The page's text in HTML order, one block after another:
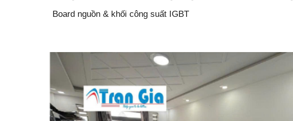
Board nguồn & khối công suất IGBT